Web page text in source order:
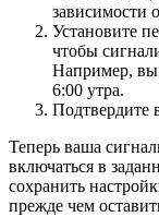
зависимости
Установите
чтобы
Например, вы
6:00 утра.
Теперь ваша
включаться в
сохранить
прежде чем